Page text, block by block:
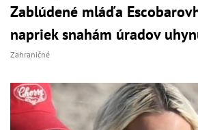
Zablúdené mláďa
napriek snahám úradov
Zahraničné